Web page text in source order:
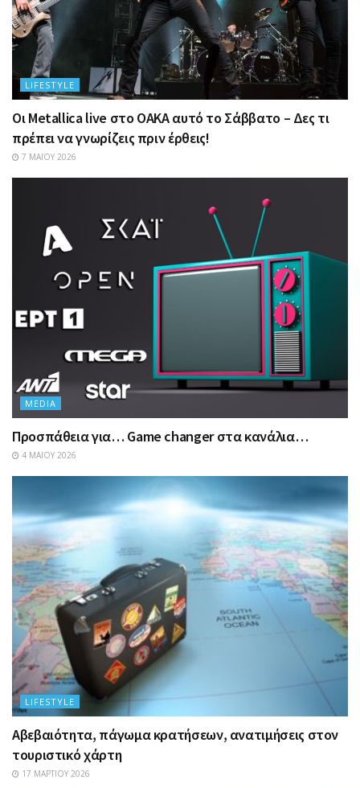
LIFESTYLE
Οι Metallica live στο ΟΑΚΑ αυτό το Σάββατο – Δες τι
πρέπει να γνωρίζεις πριν έρθεις!
7 ΜΑΪ́ΟΥ 2026
MEDIA
Προσπάθεια για… Game changer στα κανάλια…
4 ΜΑΪ́ΟΥ 2026
LIFESTYLE
Αβεβαιότητα, πάγωμα κρατήσεων, ανατιμήσεις στον
τουριστικό χάρτη
17 ΜΑΡΤΊΟΥ 2026